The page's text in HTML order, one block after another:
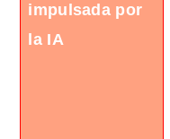
impulsada por
la IA